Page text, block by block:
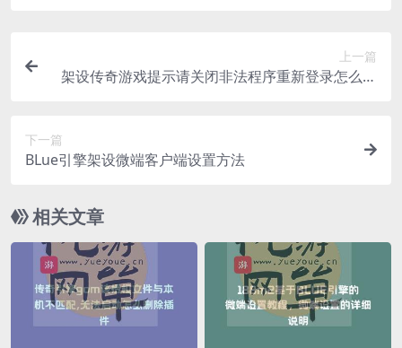
上一篇
架设传奇游戏提示请关闭非法程序重新登录怎么解
下一篇
BLue引擎架设微端客户端设置方法
相关文章